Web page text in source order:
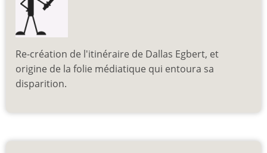
Re-création de l'itinéraire de Dallas Egbert, et
origine de la folie médiatique qui entoura sa
disparition.